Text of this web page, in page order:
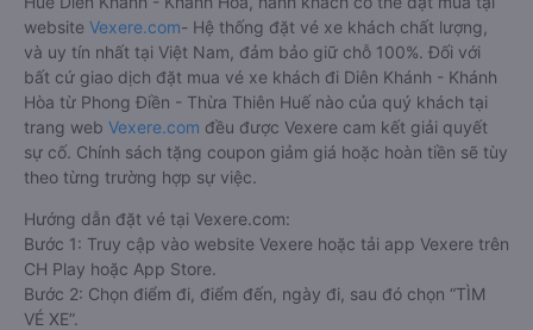
website Vexere.com- Hệ thống đặt vé xe khách chất lượng,
và uy tín nhất tại Việt Nam, đảm bảo giữ chỗ 100%. Đối với
bất cứ giao dịch đặt mua vé xe khách đi Diên Khánh - Khánh
Hòa từ Phong Điền - Thừa Thiên Huế nào của quý khách tại
trang web Vexere.com đều được Vexere cam kết giải quyết
sự cố. Chính sách tặng coupon giảm giá hoặc hoàn tiền sẽ tùy
theo từng trường hợp sự việc.
Hướng dẫn đặt vé tại Vexere.com:
Bước 1: Truy cập vào website Vexere hoặc tải app Vexere trên
CH Play hoặc App Store.
Bước 2: Chọn điểm đi, điểm đến, ngày đi, sau đó chọn “TÌM
VÉ XE”.